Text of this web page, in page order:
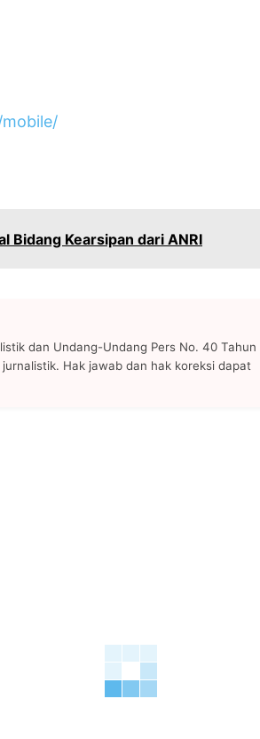
Bidang Kearsipan dari ANRI
dan Undang-Undang Pers No. 40 Tahun
Hak jawab dan hak koreksi dapat